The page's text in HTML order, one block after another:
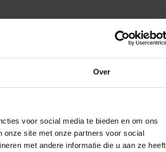
Over
voor social media te bieden en om ons
onze site met onze partners voor social
met andere informatie die u aan ze heeft